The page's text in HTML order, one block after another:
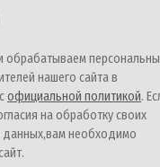
обрабатываем
нашего сайта в
официальной политикой.
на обработку своих
данных,вам необходимо